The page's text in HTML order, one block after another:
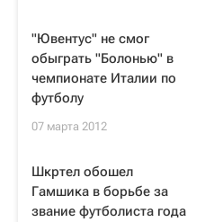
"Ювентус" не смог
обыграть "Болонью" в
чемпионате Италии по
футболу
07 марта 2012
Шкртел обошел
Гамшика в борьбе за
звание футболиста года